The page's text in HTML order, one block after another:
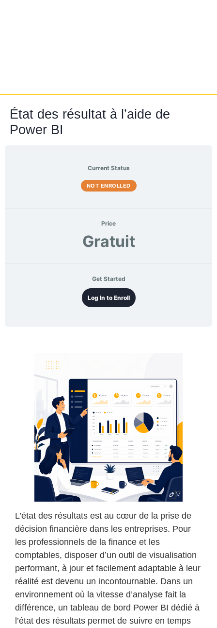
État des résultat à l’aide de
Power BI
Current Status
NOT ENROLLED
Price
Gratuit
Get Started
Log In to Enroll
L’état des résultats est au cœur de la prise de
décision financière dans les entreprises. Pour
les professionnels de la finance et les
comptables, disposer d’un outil de visualisation
performant, à jour et facilement adaptable à leur
réalité est devenu un incontournable. Dans un
environnement où la vitesse d’analyse fait la
différence, un tableau de bord Power BI dédié à
l’état des résultats permet de suivre en temps